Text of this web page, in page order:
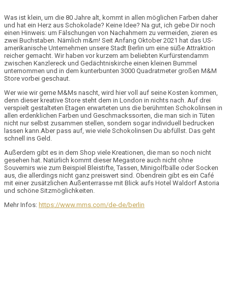
Was ist klein, um die 80 Jahre alt, kommt in allen möglichen Farben daher
und hat ein Herz aus Schokolade? Keine Idee? Na gut, ich gebe Dir noch
einen Hinweis: um Fälschungen von Nachahmern zu vermeiden, zieren es
zwei Buchstaben. Nämlich m&m! Seit Anfang Oktober 2021 hat das US-
amerikanische Unternehmen unsere Stadt Berlin um eine süße Attraktion
reicher gemacht. Wir haben vor kurzem am beliebten Kurfürstendamm
zwischen Kanzlereck und Gedächtniskirche einen kleinen Bummel
unternommen und in dem kunterbunten 3000 Quadratmeter großen M&M
Store vorbei geschaut.
Wer wie wir gerne M&Ms nascht, wird hier voll auf seine Kosten kommen,
denn dieser kreative Store steht dem in London in nichts nach. Auf drei
verspielt gestalteten Etagen erwarteten uns die berühmten Schokolinsen in
allen erdenklichen Farben und Geschmackssorten, die man sich in Tüten
nicht nur selbst zusammen stellen, sondern sogar individuell bedrucken
lassen kann.Aber pass auf, wie viele Schokolinsen Du abfüllst. Das geht
schnell ins Geld.
Außerdem gibt es in dem Shop viele Kreationen, die man so noch nicht
gesehen hat. Natürlich kommt dieser Megastore auch nicht ohne
Souvernirs wie zum Beispiel Bleistifte, Tassen, Minigolfbälle oder Socken
aus, die allerdings nicht ganz preiswert sind. Obendrein gibt es ein Café
mit einer zusätzlichen Außenterrasse mit Blick aufs Hotel Waldorf Astoria
und schöne Sitzmöglichkeiten.
Mehr Infos: https://www.mms.com/de-de/berlin